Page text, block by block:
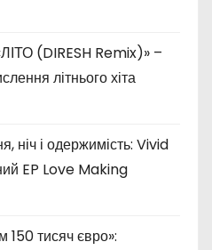
(DIRESH Remix)» –
літнього хіта
ніч і одержимість: Vivid
EP Love Making
150 тисяч євро»: